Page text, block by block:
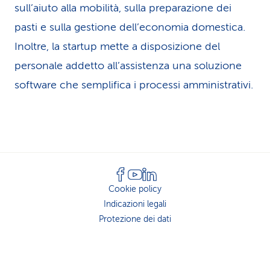
sull’aiuto alla mobilità, sulla preparazione dei
pasti e sulla gestione dell’economia domestica.
Inoltre, la startup mette a disposizione del
personale addetto all’assistenza una soluzione
software che semplifica i processi amministrativi.
Cookie policy
Indicazioni legali
Protezione dei dati